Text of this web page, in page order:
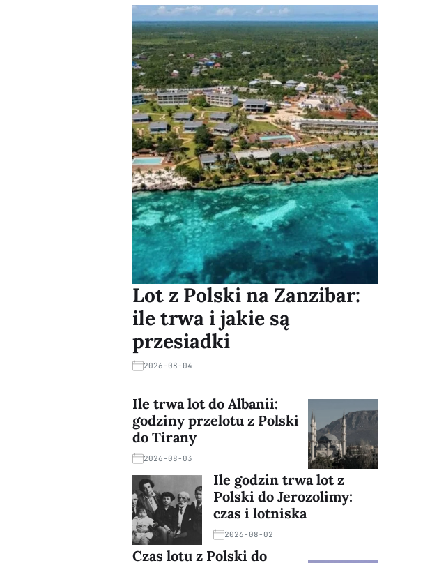
Lot z Polski na Zanzibar:
ile trwa i jakie są
przesiadki
2026-08-04
Ile trwa lot do Albanii:
godziny przelotu z Polski
do Tirany
2026-08-03
Ile godzin trwa lot z
Polski do Jerozolimy:
czas i lotniska
2026-08-02
Czas lotu z Polski do